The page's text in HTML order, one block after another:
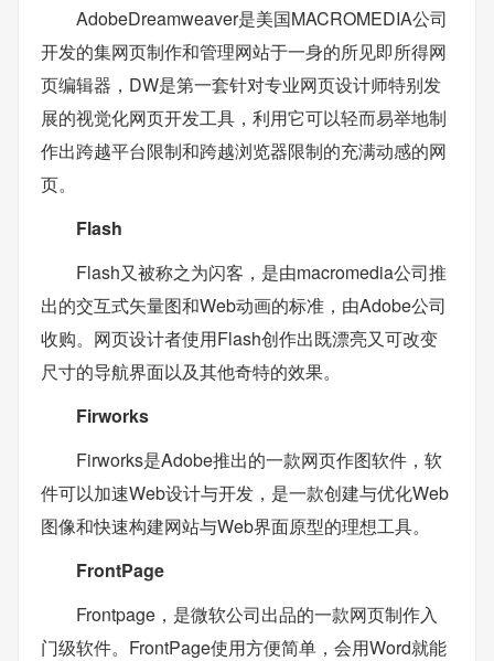
AdobeDreamweaver是美国MACROMEDIA公司
开发的集网页制作和管理网站于一身的所见即所得网
页编辑器，DW是第一套针对专业网页设计师特别发
展的视觉化网页开发工具，利用它可以轻而易举地制
作出跨越平台限制和跨越浏览器限制的充满动感的网
页。
Flash
Flash又被称之为闪客，是由macromedia公司推
出的交互式矢量图和Web动画的标准，由Adobe公司
收购。网页设计者使用Flash创作出既漂亮又可改变
尺寸的导航界面以及其他奇特的效果。
Firworks
Firworks是Adobe推出的一款网页作图软件，软
件可以加速Web设计与开发，是一款创建与优化Web
图像和快速构建网站与Web界面原型的理想工具。
FrontPage
Frontpage，是微软公司出品的一款网页制作入
门级软件。FrontPage使用方便简单，会用Word就能